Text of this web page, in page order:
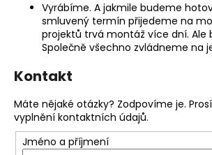
Vyrábíme. A jakmile budeme
smluvený termín přijedeme na
projektů trvá montáž více dní. Ale
Společně všechno zvládneme na
Kontakt
Máte nějaké otázky? Zodpovíme je.
vyplnění kontaktních údajů.
Jméno a příjmení
č
j
e
m